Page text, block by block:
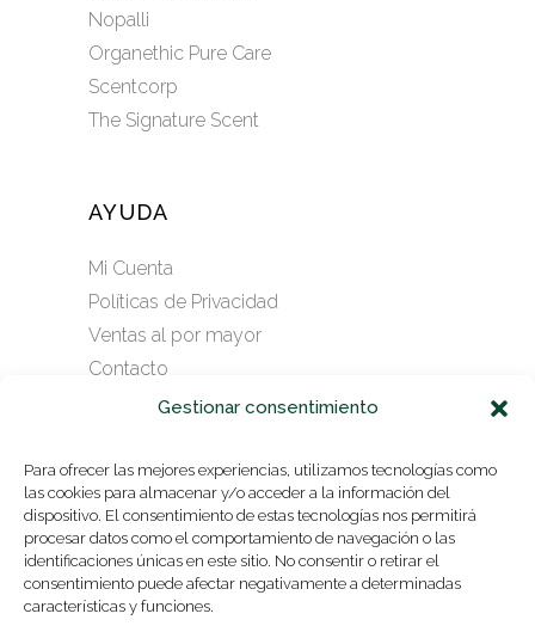
Gestionar consentimiento
Para ofrecer las mejores experiencias, utilizamos tecnologías como
las cookies para almacenar y/o acceder a la información del
dispositivo. El consentimiento de estas tecnologías nos permitirá
procesar datos como el comportamiento de navegación o las
identificaciones únicas en este sitio. No consentir o retirar el
consentimiento puede afectar negativamente a determinadas
características y funciones.
Nopalli
Organethic Pure Care
Scentcorp
The Signature Scent
AYUDA
Mi Cuenta
Políticas de Privacidad
Ventas al por mayor
Contacto
SUSCRÍBASE A NUESTRO
NEWSLETTER
ENVIAR